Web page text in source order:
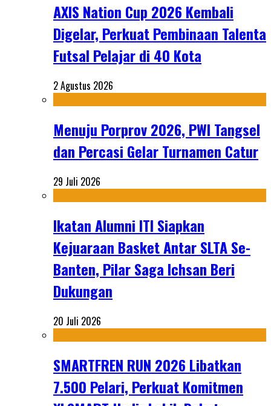
AXIS Nation Cup 2026 Kembali
Digelar, Perkuat Pembinaan Talenta
Futsal Pelajar di 40 Kota
2 Agustus 2026
Menuju Porprov 2026, PWI Tangsel
dan Percasi Gelar Turnamen Catur
29 Juli 2026
Ikatan Alumni ITI Siapkan
Kejuaraan Basket Antar SLTA Se-
Banten, Pilar Saga Ichsan Beri
Dukungan
20 Juli 2026
SMARTFREN RUN 2026 Libatkan
7.500 Pelari, Perkuat Komitmen